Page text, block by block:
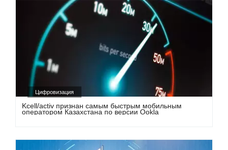
Цифровизация
Kcell/activ признан самым быстрым мобильным
оператором Казахстана по версии Ookla